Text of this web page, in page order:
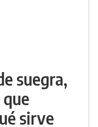
suegra,
sirve